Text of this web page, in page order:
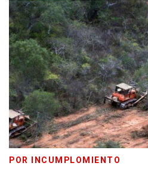
POR INCUMPLOMIENTO